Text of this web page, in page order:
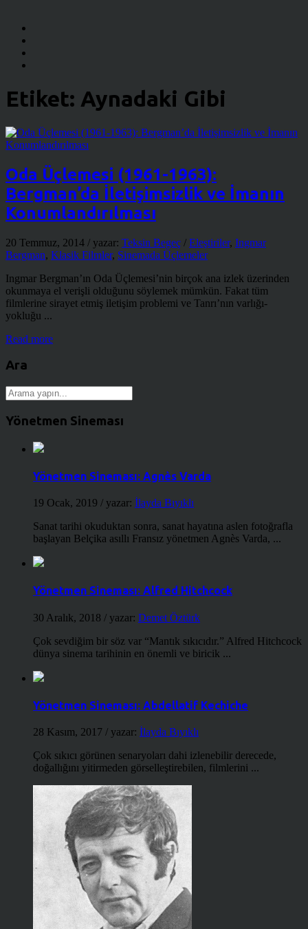
Etiket: Aynadaki Gibi
Oda Üçlemesi (1961-1963):
Bergman’da İletişimsizlik ve İmanın
Konumlandırılması
20 Temmuz, 2014 / yazar: Teksin Begeç / Eleştiriler, Ingmar
Bergman, Klasik Filmler, Sinemada Üçlemeler
Ingmar Bergman’ın Oda Üçlemesi’nin birçok ana izlek üzerinden
okunmaya el verişli olduğunu söylemek mümkün. Fakat tüm
filmlerine sirayet etmiş iletişim problemi ve Tanrı’nın varlığı-
yokluğu ...
Read more
Ara
Yönetmen Sineması
Yönetmen Sineması: Agnès Varda
19 Ocak, 2019 / yazar: İlayda Bıyıklı
Sanat tarihi okuduktan sonra, sanat hayatına aslen fotoğrafla
başlayan Belçika asıllı Fransız yönetmen Agnès Varda, ...
Yönetmen Sineması: Alfred Hitchcock
30 Aralık, 2018 / yazar: Demet Öztürk
Çok sevdiğim bir söz var “Mantık sıkıcıdır.” Alfred Hitchcock
dünya sinema tarihinin en önemli ve biricik ...
Yönetmen Sineması: Abdellatif Kechiche
28 Kasım, 2017 / yazar: İlayda Bıyıklı
Çok sıkıcı görünen senaryoları dahi izlenebilir derecede,
doğallığını yitirmeden görselleştirebilen, filmlerini ...